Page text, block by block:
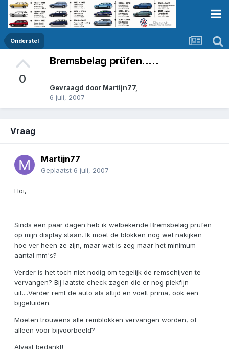
Onderstel
0
Bremsbelag prüfen.....
Gevraagd door Martijn77,
6 juli, 2007
Vraag
Martijn77
Geplaatst 6 juli, 2007
Hoi,
Sinds een paar dagen heb ik welbekende Bremsbelag prüfen
op mijn display staan. Ik moet de blokken nog wel nakijken
hoe ver heen ze zijn, maar wat is zeg maar het minimum
aantal mm's?
Verder is het toch niet nodig om tegelijk de remschijven te
vervangen? Bij laatste check zagen die er nog piekfijn
uit....Verder remt de auto als altijd en voelt prima, ook een
bijgeluiden.
Moeten trouwens alle remblokken vervangen worden, of
alleen voor bijvoorbeeld?
Alvast bedankt!